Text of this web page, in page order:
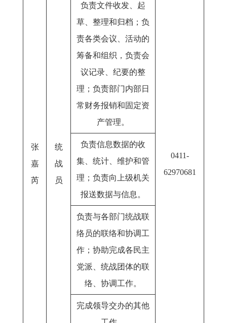
张
嘉
芮
统
战
员
负责文件收发、起
草、整理和归档；负
责各类会议、活动的
筹备和组织，负责会
议记录、纪要的整
理； 负责部门内部日
常财务报销和固定资
产管理。
0411-
62970681
负责信息数据的收
集、统计、维护和管
理；负责向上级机关
报送数据与信息。
负责与各部门统战联
络员的联络和协调工
作；协助完成各民主
党派、统战团体的联
络、协调工作。
完成领导交办的其他